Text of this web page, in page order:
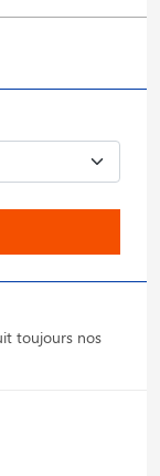
toujours nos